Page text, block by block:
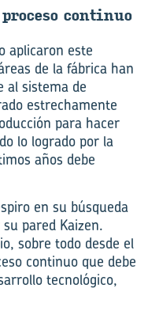
con­ti­nuo
aplicaron este
de la fábrica han
al sistema de
estrechamente
para hacer
lo logrado por la
años debe
en su búsqueda
pared Kaizen.
sobre todo desde el
continuo que debe
tecnológico,